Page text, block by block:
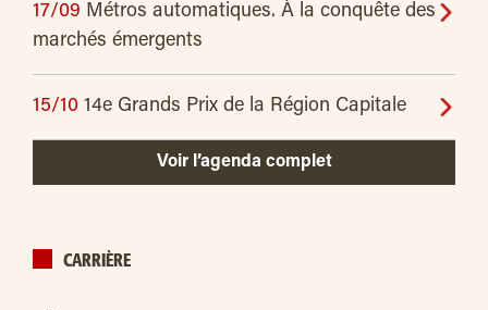
17/09 Métros automatiques. À la conquête des
marchés émergents
15/10 14e Grands Prix de la Région Capitale
Voir l’agenda complet
CARRIÈRE